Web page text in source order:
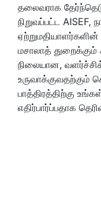
தலைவராக
நிறுவப்பட்ட AISEF,
மசாலாத்
நிலையான,
உருவாக்குவதற்கும்
பாத்திரத்திற்கு
எதிர்பார்ப்பதாக